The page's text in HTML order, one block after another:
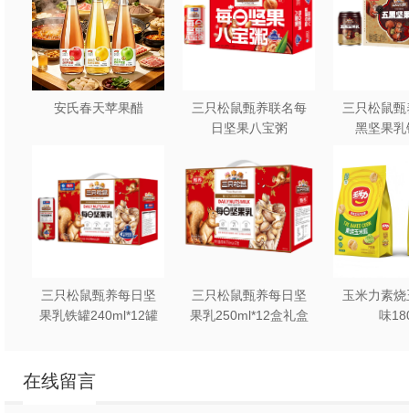
安氏春天苹果醋
三只松鼠甄养联名每
日坚果八宝粥
三只松鼠
黑坚果乳
三只松鼠甄养每日坚
果乳铁罐240ml*12罐
三只松鼠甄养每日坚
果乳250ml*12盒礼盒
玉米力素
味
在线留言